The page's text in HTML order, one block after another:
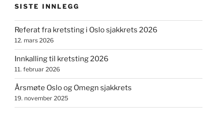
SISTE INNLEGG
Referat fra kretsting i Oslo sjakkrets 2026
12. mars 2026
Innkalling til kretsting 2026
11. februar 2026
Årsmøte Oslo og Omegn sjakkrets
19. november 2025